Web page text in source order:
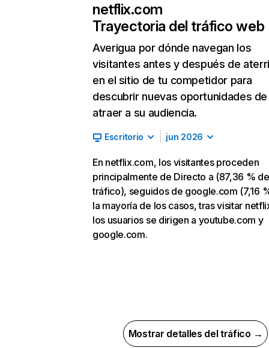
netflix.com
Trayectoria del tráfico web
Averigua por dónde navegan los
visitantes antes y después de
en el sitio de tu competidor para
descubrir nuevas oportunidades de
atraer a su audiencia.
Escritorio jun 2026
En netflix.com, los visitantes proceden
principalmente de Directo a (87,36 % de
tráfico), seguidos de google.com (7,16
la mayoría de los casos, tras visitar
los usuarios se dirigen a youtube.com y
google.com.
Mostrar detalles del tráfico →